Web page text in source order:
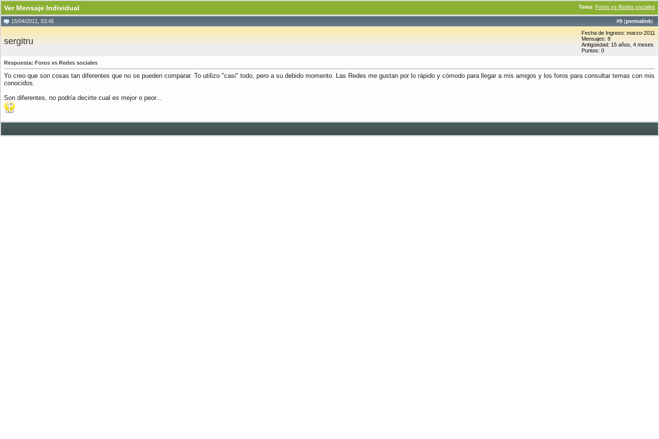
Tema: Foros vs Redes sociales
Ver Mensaje Individual
#9 (permalink)
15/04/2011, 03:45
sergitru
Fecha de Ingreso: marzo-2011
Mensajes: 8
Antigüedad: 15 años, 4 meses
Puntos: 0
Respuesta: Foros vs Redes sociales
Yo creo que son cosas tan diferentes que no se pueden comparar. To utilizo "casi" todo, pero a su debido momento. Las Redes me gustan por lo rápido y cómodo para llegar a mis amigos y los foros para consultar temas con mis
conocidos.
Son diferentes, no podría decirte cual es mejor o peor...